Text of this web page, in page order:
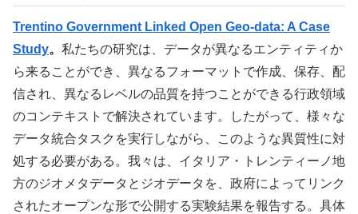
Trentino Government Linked Open Geo-data: A Case
Study。 私たちの研究は、データが異なるエンティティか
ら来ることができ、異なるフォーマットで作成、保存、配
信され、異なるレベルの品質を持つことができる行政領域
のコンテキストで解決されています。したがって、様々な
データ統合タスクを実行しながら、このような異質性に対
処する必要がある。我々は、イタリア・トレンティーノ地
方のジオメタデータとジオデータを、政府によってリンク
されたオープンな形で公開する実験結果を報告する。具体